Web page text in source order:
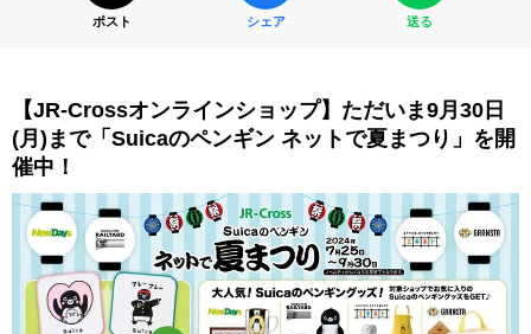
ポスト シェア 送る
【JR-Crossオンラインショップ】ただいま9月30日
(月)まで「Suicaのペンギン ネットで夏まつり」を開
催中！